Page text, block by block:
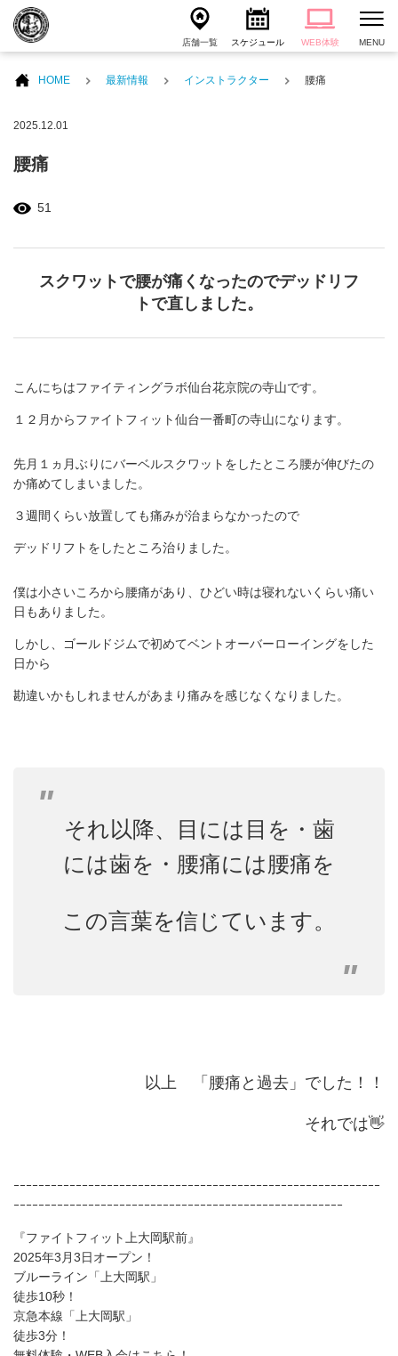
店舗一覧 スケジュール WEB体験 MENU
HOME 最新情報 インストラクター 腰痛
2025.12.01
腰痛
51
スクワットで腰が痛くなったのでデッドリフ
トで直しました。
こんにちはファイティングラボ仙台花京院の寺山です。
１２月からファイトフィット仙台一番町の寺山になります。
先月１ヵ月ぶりにバーベルスクワットをしたところ腰が伸びたの
か痛めてしまいました。
３週間くらい放置しても痛みが治まらなかったので
デッドリフトをしたところ治りました。
僕は小さいころから腰痛があり、ひどい時は寝れないくらい痛い
日もありました。
しかし、ゴールドジムで初めてベントオーバーローイングをした
日から
勘違いかもしれませんがあまり痛みを感じなくなりました。
それ以降、目には目を・歯
には歯を・腰痛には腰痛を
この言葉を信じています。
以上 「腰痛と過去」でした！！
それでは👋
ｰｰｰｰｰｰｰｰｰｰｰｰｰｰｰｰｰｰｰｰｰｰｰｰｰｰｰｰｰｰｰｰｰｰｰｰｰｰｰｰｰｰｰｰｰｰｰｰｰｰｰｰｰｰｰｰｰｰｰ
ｰｰｰｰｰｰｰｰｰｰｰｰｰｰｰｰｰｰｰｰｰｰｰｰｰｰｰｰｰｰｰｰｰｰｰｰｰｰｰｰｰｰｰｰｰｰｰｰｰｰｰｰｰ
『ファイトフィット上大岡駅前』
2025年3月3日オープン！
ブルーライン「上大岡駅」
徒歩10秒！
京急本線「上大岡駅」
徒歩3分！